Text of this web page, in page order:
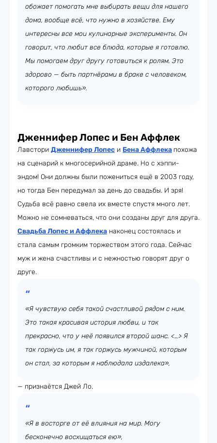
обожает помогать мне выбирать вещи для нашего
дома, вообще всё, что нужно в хозяйстве. Ему
интересны все мои кулинарные эксперименты. Он
говорит, что любит все блюда, которые я готовлю.
Мы помогаем друг другу готовиться к ролям. Это
здорово — быть партнёрами в браке с человеком,
которого любишь».
Дженнифер Лопес и Бен Аффлек
Лавстори Дженнифер Лопес и Бена Аффлека похожа
на сценарий к многосерийной драме. Но с хэппи-
эндом! Они должны были пожениться ещё в 2003 году,
но тогда Бен передумал за день до свадьбы. И зря!
Судьба всё равно свела их вместе спустя много лет.
Можно не сомневаться, что они созданы друг для друга.
Свадьба Лопес и Аффлека наконец состоялась и
стала самым громким торжеством этого года. Сейчас
муж и жена счастливы и с нежностью говорят друг о
друге.
«Я чувствую себя такой счастливой рядом с ним.
Это такая красивая история любви, и так
прекрасно, что у неё появился второй шанс. <…> Я
так горжусь им, я так горжусь мужчиной, которым
он стал, за которым я наблюдала издалека»,
— признаётся Джей Ло.
«Я в восторге от её влияния на мир. Могу
бесконечно восхищаться ею»,